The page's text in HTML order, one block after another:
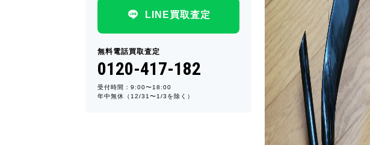
LINE買取査定
無料電話買取査定
0120-417-182
受付時間：9:00〜18:00
年中無休（12/31〜1/3を除く）